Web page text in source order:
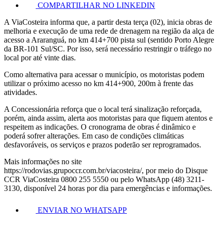
COMPARTILHAR NO LINKEDIN
A ViaCosteira informa que, a partir desta terça (02), inicia obras de
melhoria e execução de uma rede de drenagem na região da alça de
acesso a Araranguá, no km 414+700 pista sul (sentido Porto Alegre
da BR-101 Sul/SC. Por isso, será necessário restringir o tráfego no
local por até vinte dias.
Como alternativa para acessar o município, os motoristas podem
utilizar o próximo acesso no km 414+900, 200m à frente das
atividades.
A Concessionária reforça que o local terá sinalização reforçada,
porém, ainda assim, alerta aos motoristas para que fiquem atentos e
respeitem as indicações. O cronograma de obras é dinâmico e
poderá sofrer alterações. Em caso de condições climáticas
desfavoráveis, os serviços e prazos poderão ser reprogramados.
Mais informações no site
https://rodovias.grupoccr.com.br/viacosteira/, por meio do Disque
CCR ViaCosteira 0800 255 5550 ou pelo WhatsApp (48) 3211-
3130, disponível 24 horas por dia para emergências e informações.
ENVIAR NO WHATSAPP